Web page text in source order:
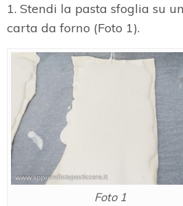
1. Stendi la pasta sfoglia su
carta da forno (Foto 1).
Foto 1